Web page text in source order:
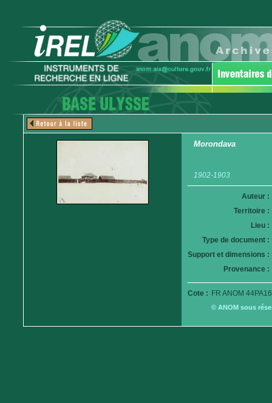
Morondava
1902-1903
Auteur :
Territoire :
Lieu :
Type de document :
Support et dimensions :
Provenance :
Cote : FR ANOM
© ANOM sous